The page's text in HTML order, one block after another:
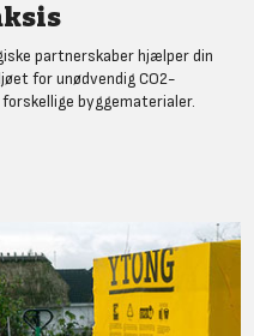
partnerskaber hjælper din
for unødvendig CO2-
byggematerialer.